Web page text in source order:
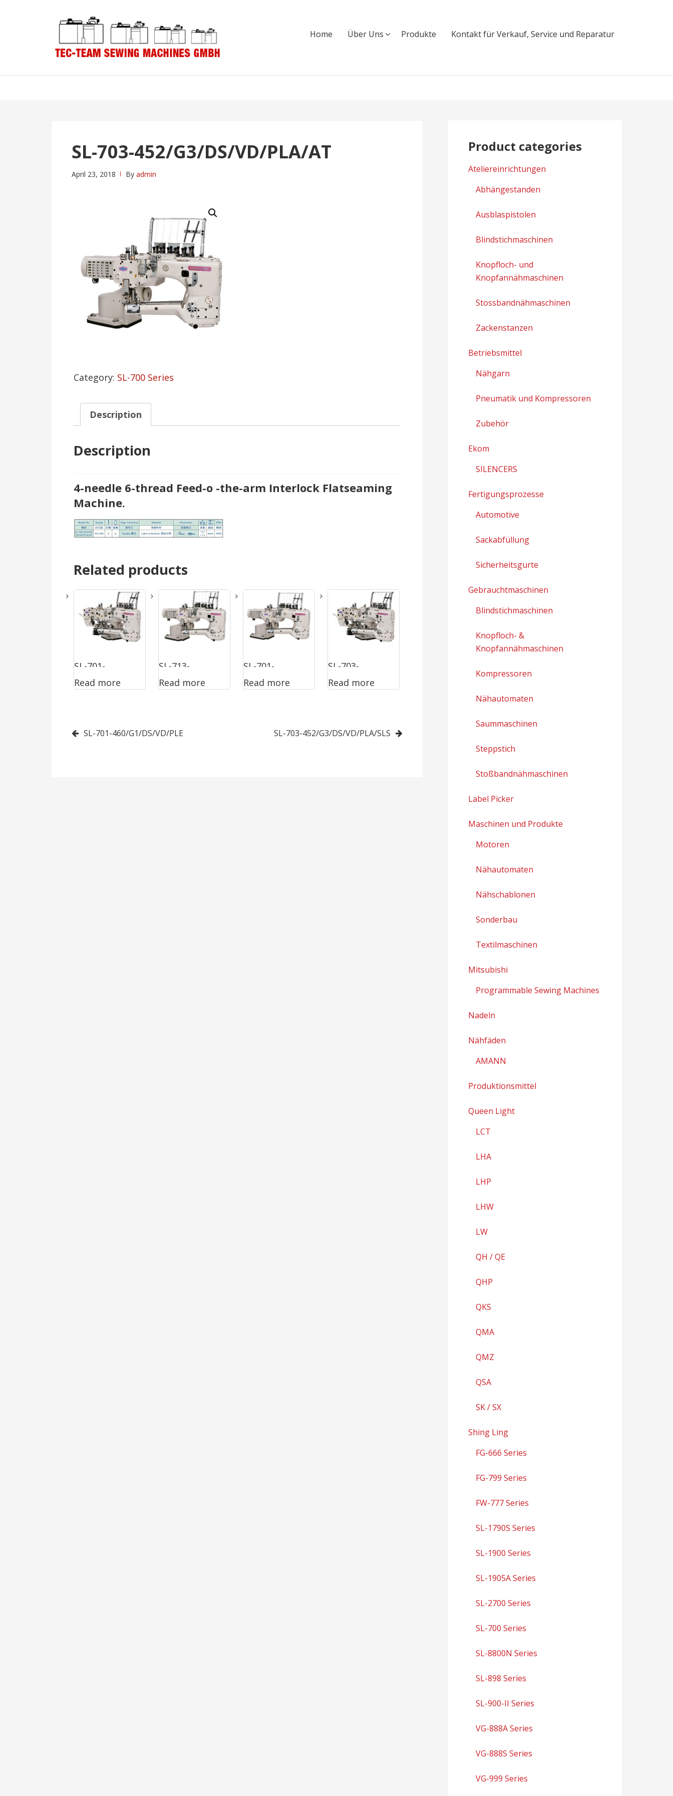
navigation
Home Über Uns Produkte Kontakt für Verkauf, Service und Reparatur
SL-703-452/G3/DS/VD/PLA/AT
April 23, 2018 By admin
Category: SL-700 Series
Description
Description
4-needle 6-thread Feed-o -the-arm Interlock Flatseaming
Machine.
Related products
SL-701-
460/G1/DS/VD
Read more
SL-713-
460/G0/DS/VD
Read more
SL-701-
452/G0/DS/VD
Read more
SL-703-
460/G3/DS/VD
Read more
Post
SL-701-460/G1/DS/VD/PLE SL-703-452/G3/DS/VD/PLA/SLS
Product categories
Ateliereinrichtungen
Abhängestanden
Ausblaspistolen
Blindstichmaschinen
Knopfloch- und
Knopfannähmaschinen
Stossbandnähmaschinen
Zackenstanzen
Betriebsmittel
Nähgarn
Pneumatik und Kompressoren
Zubehör
Ekom
SILENCERS
Fertigungsprozesse
Automotive
Sackabfüllung
Sicherheitsgurte
Gebrauchtmaschinen
Blindstichmaschinen
Knopfloch- &
Knopfannähmaschinen
Kompressoren
Nähautomaten
Saummaschinen
Steppstich
Stoßbandnähmaschinen
Label Picker
Maschinen und Produkte
Motoren
Nähautomaten
Nähschablonen
Sonderbau
Textilmaschinen
Mitsubishi
Programmable Sewing Machines
Nadeln
Nähfäden
AMANN
Produktionsmittel
Queen Light
LCT
LHA
LHP
LHW
LW
QH / QE
QHP
QKS
QMA
QMZ
QSA
SK / SX
Shing Ling
FG-666 Series
FG-799 Series
FW-777 Series
SL-1790S Series
SL-1900 Series
SL-1905A Series
SL-2700 Series
SL-700 Series
SL-8800N Series
SL-898 Series
SL-900-II Series
VG-888A Series
VG-888S Series
VG-999 Series